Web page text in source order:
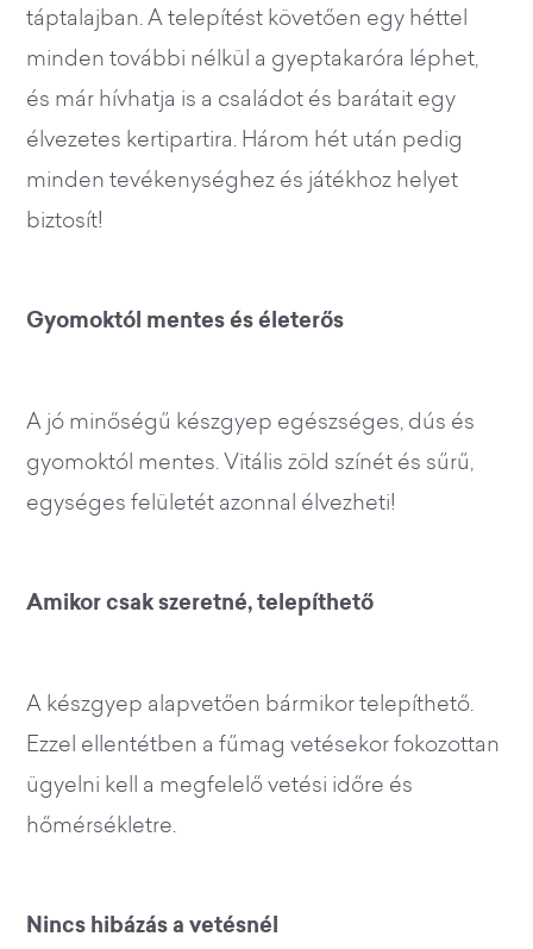
táptalajban. A telepítést követően egy héttel
minden további nélkül a gyeptakaróra léphet,
és már hívhatja is a családot és barátait egy
élvezetes kertipartira. Három hét után pedig
minden tevékenységhez és játékhoz helyet
biztosít!
Gyomoktól mentes és életerős
A jó minőségű készgyep egészséges, dús és
gyomoktól mentes. Vitális zöld színét és sűrű,
egységes felületét azonnal élvezheti!
Amikor csak szeretné, telepíthető
A készgyep alapvetően bármikor telepíthető.
Ezzel ellentétben a fűmag vetésekor fokozottan
ügyelni kell a megfelelő vetési időre és
hőmérsékletre.
Nincs hibázás a vetésnél